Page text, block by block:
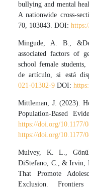
bullying and mental
A nationwide cross-
70, 103043. DOI:
Mingude, A. B.,
associated factors of
school female
de artículo, si está
021-01302-9 DOI:
Mittleman, J. (2023).
Population-Based
https://doi.org/10.1177/
https://doi.org/10.1177/
Mulvey, K. L.,
DiStefano, C., & Irvin,
That Promote
Exclusion.